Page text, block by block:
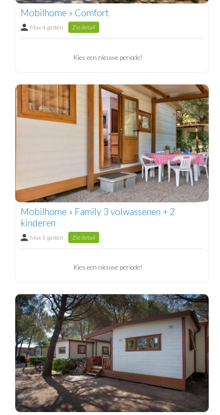
Mobilhome » Comfort
Max 4 gasten Zie detail
Kies een nieuwe periode!
Mobilhome » Family 3 volwassenen + 2
kinderen
Max 5 gasten Zie detail
Kies een nieuwe periode!